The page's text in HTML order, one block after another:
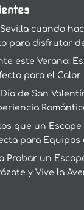
cuando
para disfrutar
este Verano:
para el Calor
de San
que un Escape
para Equipos
Probar un
y Vive la